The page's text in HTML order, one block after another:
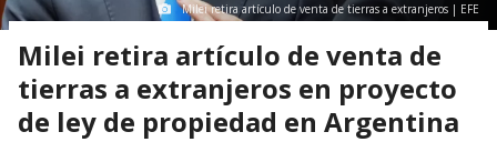
Milei retira artículo de venta de tierras a extranjeros | EFE
Milei retira artículo de venta de
tierras a extranjeros en proyecto
de ley de propiedad en Argentina